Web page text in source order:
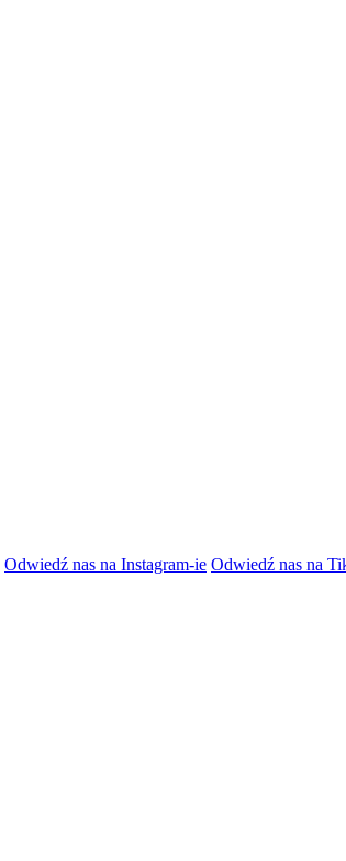
Odwiedź nas na Instagram-ie Odwiedź nas na